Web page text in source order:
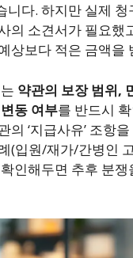
니다. 하지만 실제 청
의 소견서가 필요했
상보다 적은 금액을
약관의 보장 범위,
동 여부를 반드시
의 ‘지급사유’ 조항
(입원/재가/간병인
인해두면 추후 분쟁